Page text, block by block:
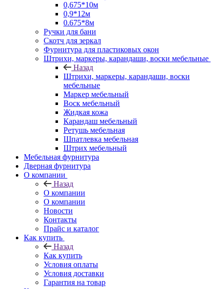
0,675*10м
0,9*12м
0.675*8м
Ручки для бани
Скотч для зеркал
Фурнитура для пластиковых окон
Штрихи, маркеры, карандаши, воски мебельные
Назад
Штрихи, маркеры, карандаши, воски
мебельные
Маркер мебельный
Воск мебельный
Жидкая кожа
Карандаш мебельный
Ретушь мебельная
Шпатлевка мебельная
Штрих мебельный
Мебельная фурнитура
Дверная фурнитура
О компании
Назад
О компании
О компании
Новости
Контакты
Прайс и каталог
Как купить
Назад
Как купить
Условия оплаты
Условия доставки
Гарантия на товар